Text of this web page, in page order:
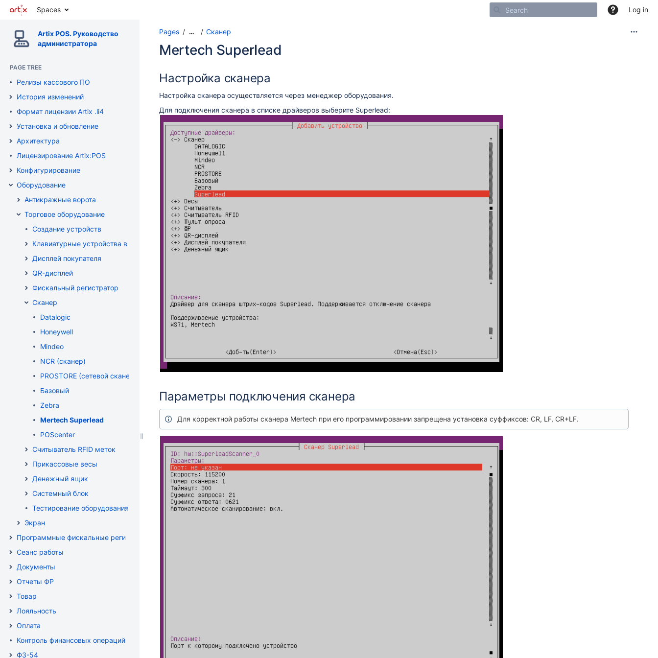
Spaces Log in
Artix POS. Руководство
администратора
PAGE TREE
Релизы кассового ПО
История изменений
Формат лицензии Artix .li4
Установка и обновление
Архитектура
Лицензирование Artix:POS
Конфигурирование
Оборудование
Антикражные ворота
Торговое оборудование
Создание устройств
Клавиатурные устройства ввода
Дисплей покупателя
QR-дисплей
Фискальный регистратор
Сканер
Datalogic
Honeywell
Mindeo
NCR (сканер)
PROSTORE (сетевой сканер)
Базовый
Zebra
Mertech Superlead
POScenter
Считыватель RFID меток
Прикассовые весы
Денежный ящик
Системный блок
Тестирование оборудования
Экран
Программные фискальные регистраторы
Сеанс работы
Документы
Отчеты ФР
Товар
Лояльность
Оплата
Контроль финансовых операций
ФЗ-54
Pages … Сканер
Mertech Superlead
Настройка сканера
Настройка сканера осуществляется через менеджер оборудования.
Для подключения сканера в списке драйверов выберите Superlead:
Параметры подключения сканера
Для корректной работы сканера Mertech при его программировании запрещена установка суффиксов: CR, LF, CR+LF.